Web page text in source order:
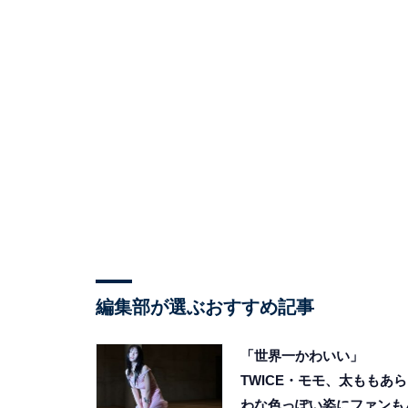
編集部が選ぶおすすめ記事
「世界一かわいい」
TWICE・モモ、太ももあら
わな色っぽい姿にファンも